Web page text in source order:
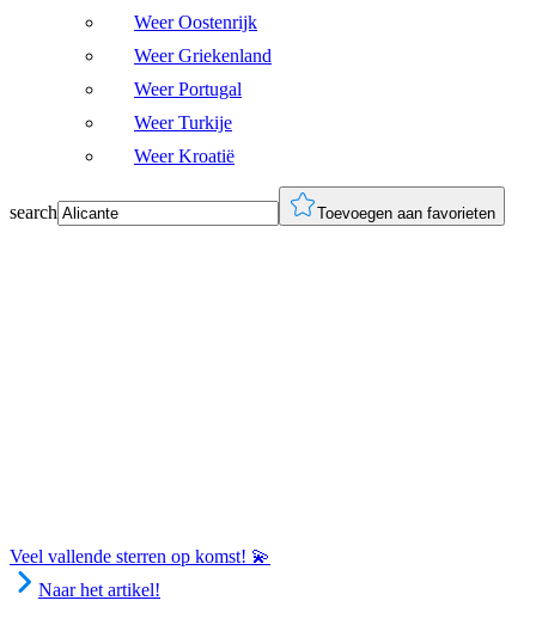
Weer Oostenrijk
Weer Griekenland
Weer Portugal
Weer Turkije
Weer Kroatië
search Toevoegen aan favorieten
Veel vallende sterren op komst! 💫
Naar het artikel!